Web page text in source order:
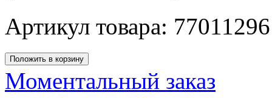
Артикул товара: 77011296
Моментальный заказ